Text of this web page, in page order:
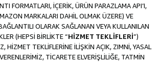
FORMATLARI, İÇERİK, ÜRÜN PARAZLAMA API’I,
MARKALARI DAHİL OLMAK ÜZERE) VE
OLARAK SAĞLANAN VEYA KULLANILAN
(HEPSİ BİRLİKTE “HİZMET TEKLİFLERİ”)
HİZMET TEKLİFLERİNE İLİŞKİN AÇIK, ZIMNİ, YASAL
TİCARETE ELVERİŞLİLİĞE, TATMİN